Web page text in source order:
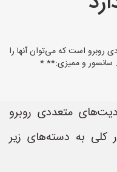
روبرو است که می‌توان آنها را
به طور کلی به دسته‌های زیر تقسیم کرد: **1. سانسور و ممیزی:** *
متعددی روبرو
کلی به دسته‌های زیر